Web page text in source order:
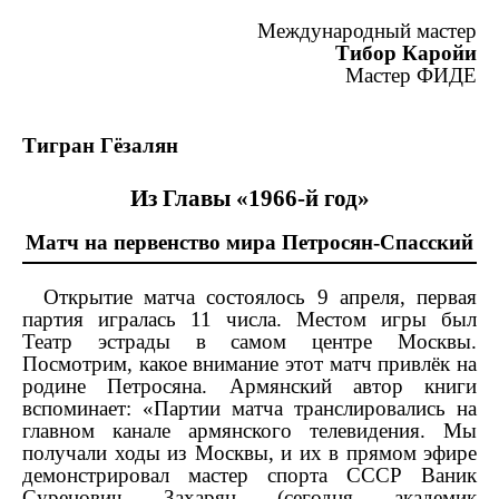
Международный мастер
Тибор Каройи
Мастер ФИДЕ
Тигран Гёзалян
Из Главы «1966-й год»
Матч на первенство мира Петросян-Спасский
Открытие матча состоялось 9 апреля, первая
партия игралась 11 числа. Местом игры был
Театр эстрады в самом центре Москвы.
Посмотрим, какое внимание этот матч привлёк на
родине Петросяна. Армянский автор книги
вспоминает: «Партии матча транслировались на
главном канале армянского телевидения. Мы
получали ходы из Москвы, и их в прямом эфире
демонстрировал мастер спорта СССР Ваник